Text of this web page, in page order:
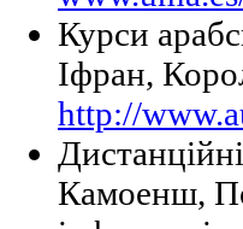
Курси
Іфран,
http://
Камоенш,